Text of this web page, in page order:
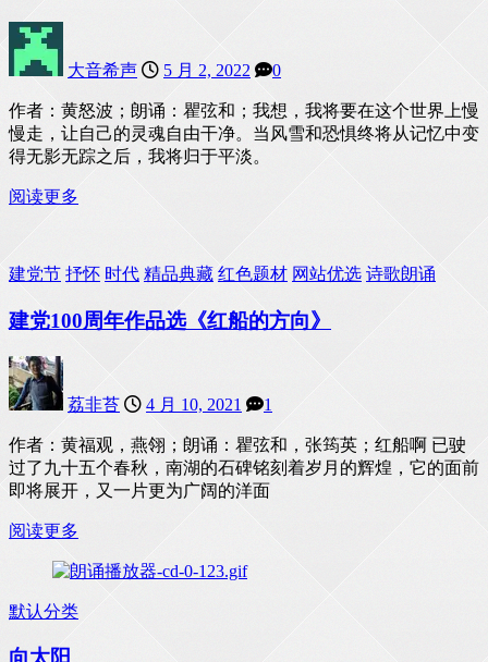
大音希声 5 月 2, 2022 0
作者：黄怒波；朗诵：瞿弦和；我想，我将要在这个世界上慢
慢走，让自己的灵魂自由干净。当风雪和恐惧终将从记忆中变
得无影无踪之后，我将归于平淡。
阅读更多
建党节 抒怀 时代 精品典藏 红色题材 网站优选 诗歌朗诵
建党100周年作品选《红船的方向》
荔非苔 4 月 10, 2021 1
作者：黄福观，燕翎；朗诵：瞿弦和，张筠英；红船啊 已驶
过了九十五个春秋，南湖的石碑铭刻着岁月的辉煌，它的面前
即将展开，又一片更为广阔的洋面
阅读更多
默认分类